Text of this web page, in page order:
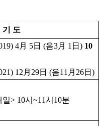
기 도
4月 5日 (음3月 1 日 ) 10
12 月 29日 (음11 月 26日 )
일> 10시 ~11시 10분